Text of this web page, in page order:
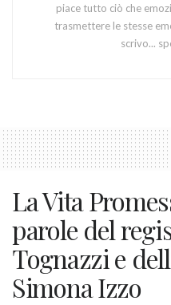
piace tutto ciò che
trasmettere le stesse
scrivo...
La Vita
parole del
Tognazzi e
Simona Izzo